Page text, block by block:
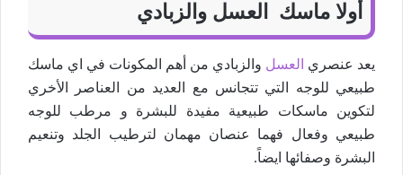
أولا ماسك العسل والزبادي
يعد عنصري العسل والزبادي من أهم المكونات في اي ماسك
طبيعي للوجه التي تتجانس مع العديد من العناصر الأخري
لتكوين ماسكات طبيعية مفيدة للبشرة و مرطب للوجه
طبيعي وفعال فهما عنصان مهمان لترطيب الجلد وتنعيم
البشرة وصفائها ايضاً.